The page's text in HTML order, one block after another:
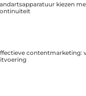
kiezen
contentmarketing: